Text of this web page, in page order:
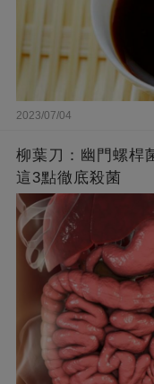
2023/07/04
柳葉刀：幽門螺桿
這3點徹底殺菌